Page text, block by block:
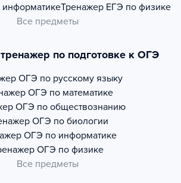
Тренажер ЕГЭ по физике
Все предметы
по подготовке к ОГЭ
ОГЭ по русскому языку
ОГЭ по математике
ОГЭ по обществознанию
ОГЭ по биологии
ОГЭ по информатике
ОГЭ по физике
Все предметы